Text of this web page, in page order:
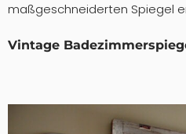
maßgeschneiderten Spiegel
Vintage